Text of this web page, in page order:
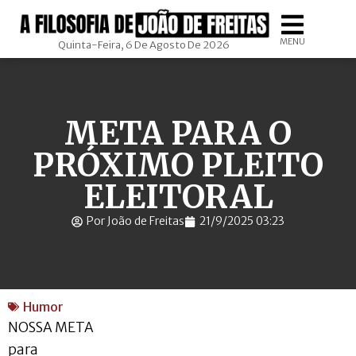
Quinta-Feira, 6 De Agosto De 2026 MENU
META PARA O
PRÓXIMO PLEITO
ELEITORAL
Por João de Freitas 21/9/2025 03:23
Humor
NOSSA META
para